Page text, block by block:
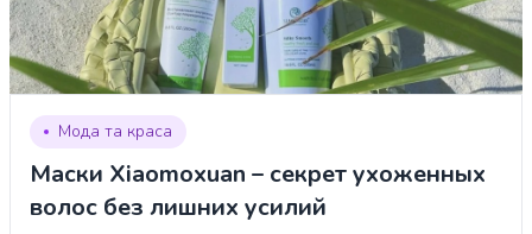
Мода та краса
Маски Xiaomoxuan – секрет ухоженных
волос без лишних усилий